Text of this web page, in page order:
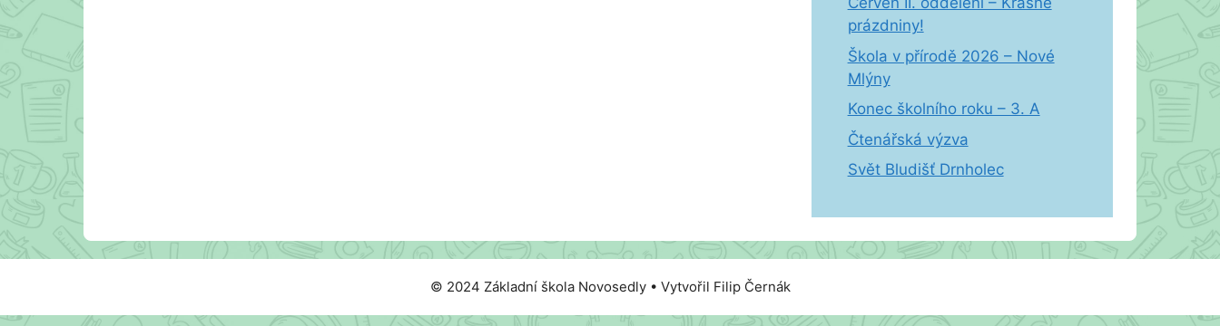
prázdniny!
Škola v přírodě 2026 – Nové
Mlýny
Konec školního roku – 3. A
Čtenářská výzva
Svět Bludišť Drnholec
© 2024 Základní škola Novosedly • Vytvořil Filip Černák